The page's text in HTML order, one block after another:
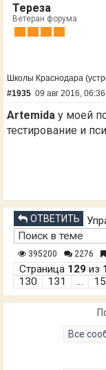
Тереза
Ветеран форума
Школы Краснодара
#1935 09 авг 2016, 06:36
Artemida у моей
тестирование и
ОТВЕТИТЬ
395200 2276
Страница 129 из
130
131 …